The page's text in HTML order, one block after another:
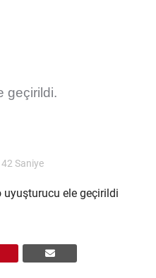
geçirildi.
42 Saniye